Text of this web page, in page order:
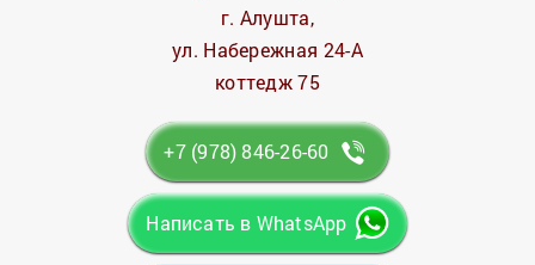
г. Алушта,
ул. Набережная 24-А
коттедж 75
+7 (978) 846-26-60
Написать в WhatsApp